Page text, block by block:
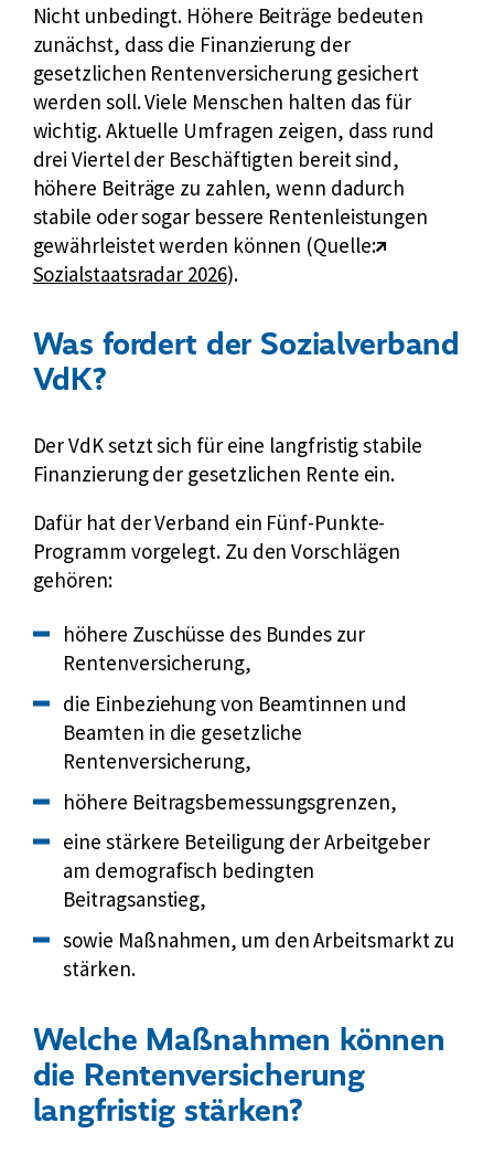
Nicht unbedingt. Höhere Beiträge bedeuten
zunächst, dass die Finanzierung der
gesetzlichen Rentenversicherung gesichert
werden soll. Viele Menschen halten das für
wichtig. Aktuelle Umfragen zeigen, dass rund
drei Viertel der Beschäftigten bereit sind,
höhere Beiträge zu zahlen, wenn dadurch
stabile oder sogar bessere Rentenleistungen
gewährleistet werden können (Quelle:
e
r
r
L
k
Sozialstaatsradar 2026).
Was fordert der Sozialverband
VdK?
Der VdK setzt sich für eine langfristig stabile
Finanzierung der gesetzlichen Rente ein.
Dafür hat der Verband ein Fünf-Punkte-
Programm vorgelegt. Zu den Vorschlägen
gehören:
höhere Zuschüsse des Bundes zur
Rentenversicherung,
die Einbeziehung von Beamtinnen und
Beamten in die gesetzliche
Rentenversicherung,
höhere Beitragsbemessungsgrenzen,
eine stärkere Beteiligung der Arbeitgeber
am demografisch bedingten
Beitragsanstieg,
sowie Maßnahmen, um den Arbeitsmarkt zu
stärken.
Welche Maßnahmen können
die Rentenversicherung
langfristig stärken?